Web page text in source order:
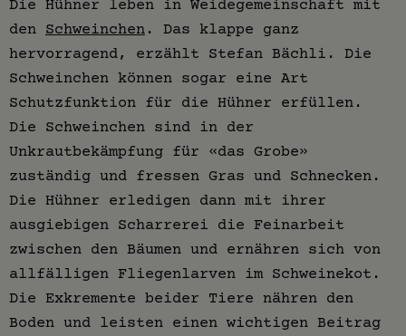
Die Hühner leben in Weidegemeinschaft mit
den Schweinchen . Das klappe ganz
hervorragend, erzählt Stefan Bächli. Die
Schweinchen können sogar eine Art
Schutzfunktion für die Hühner erfüllen.
Die Schweinchen sind in der
Unkrautbekämpfung für «das Grobe»
zuständig und fressen Gras und Schnecken.
Die Hühner erledigen dann mit ihrer
ausgiebigen Scharrerei die Feinarbeit
zwischen den Bäumen und ernähren sich von
allfälligen Fliegenlarven im Schweinekot.
Die Exkremente beider Tiere nähren den
Boden und leisten einen wichtigen Beitrag